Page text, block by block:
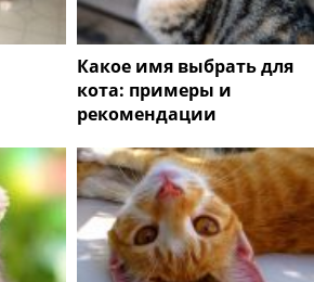
Какое имя выбрать для
кота: примеры и
рекомендации